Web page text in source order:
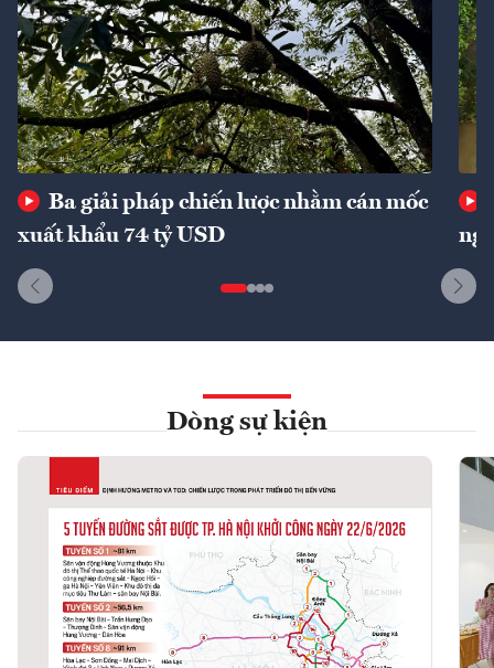
Ba giải pháp chiến lược nhằm cán mốc
xuất khẩu 74 tỷ USD
Dòng sự kiện